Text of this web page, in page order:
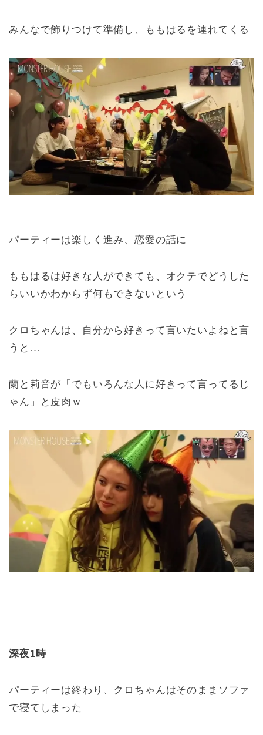
みんなで飾りつけて準備し、ももはるを連れてくる
パーティーは楽しく進み、恋愛の話に
ももはるは好きな人ができても、オクテでどうした
らいいかわからず何もできないという
クロちゃんは、自分から好きって言いたいよねと言
うと…
蘭と莉音が「でもいろんな人に好きって言ってるじ
ゃん」と皮肉ｗ
深夜1時
パーティーは終わり、クロちゃんはそのままソファ
で寝てしまった